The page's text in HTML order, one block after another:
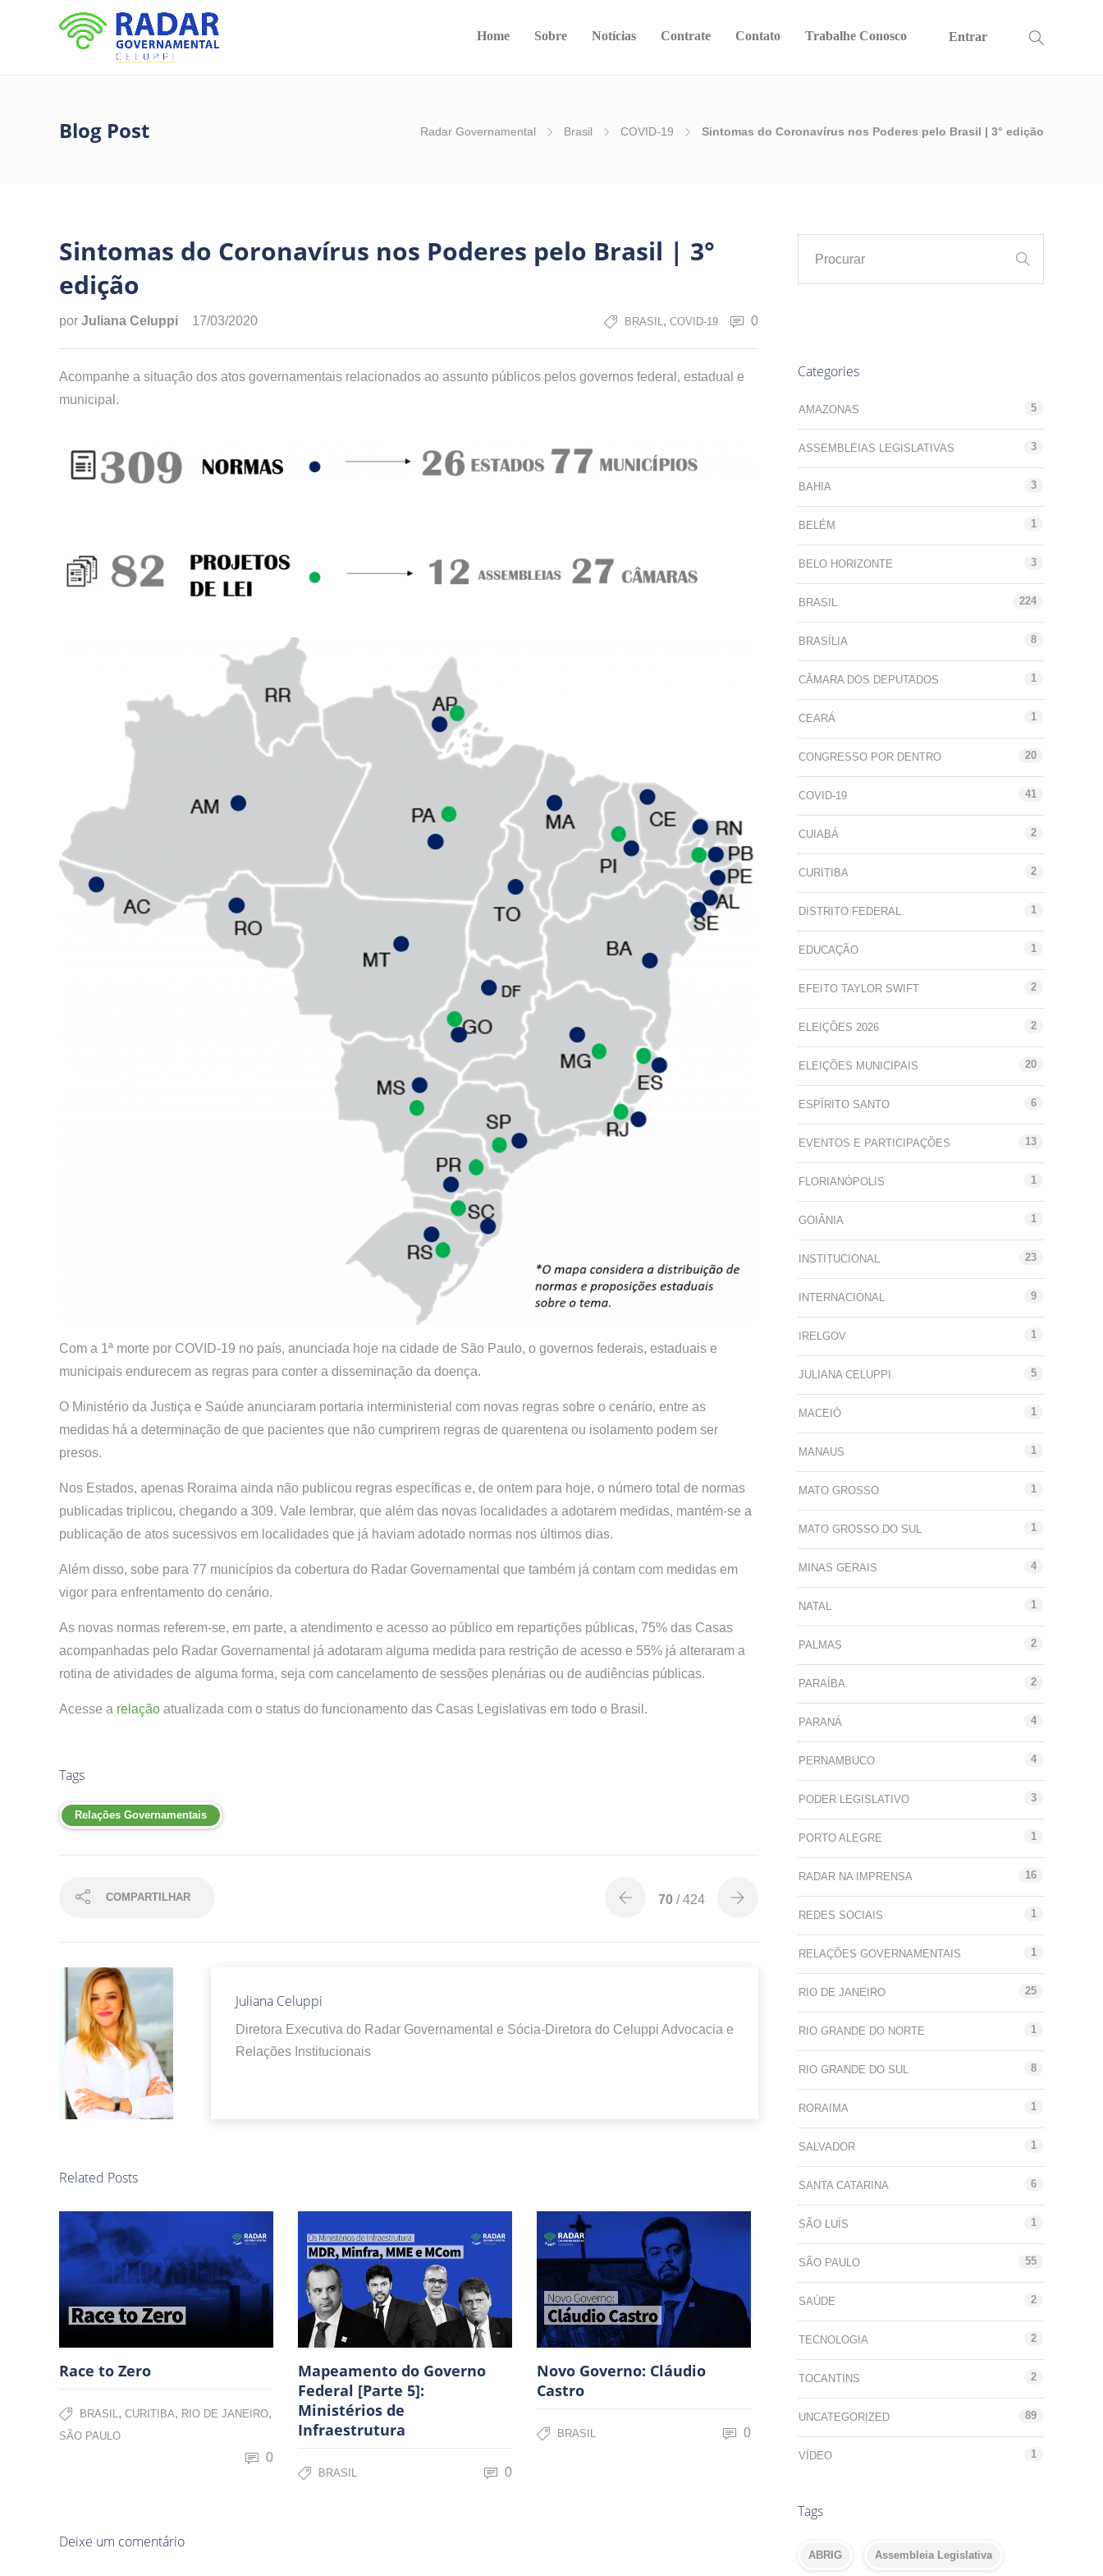
Home Sobre Notícias Contrate Contato Trabalhe Conosco Entrar
Blog Post Radar Governamental Brasil COVID-19 Sintomas do Coronavírus nos Poderes pelo Brasil | 3° edição
Sintomas do Coronavírus nos Poderes pelo Brasil | 3°
edição
por Juliana Celuppi 17/03/2020 BRASIL, COVID-19 0
Acompanhe a situação dos atos governamentais relacionados ao assunto públicos pelos governos federal, estadual e
municipal.
Com a 1ª morte por COVID-19 no país, anunciada hoje na cidade de São Paulo, o governos federais, estaduais e
municipais endurecem as regras para conter a disseminação da doença.
O Ministério da Justiça e Saúde anunciaram portaria interministerial com novas regras sobre o cenário, entre as
medidas há a determinação de que pacientes que não cumprirem regras de quarentena ou isolamento podem ser
presos.
Nos Estados, apenas Roraima ainda não publicou regras específicas e, de ontem para hoje, o número total de normas
publicadas triplicou, chegando a 309. Vale lembrar, que além das novas localidades a adotarem medidas, mantém-se a
publicação de atos sucessivos em localidades que já haviam adotado normas nos últimos dias.
Além disso, sobe para 77 municípios da cobertura do Radar Governamental que também já contam com medidas em
vigor para enfrentamento do cenário.
As novas normas referem-se, em parte, a atendimento e acesso ao público em repartições públicas, 75% das Casas
acompanhadas pelo Radar Governamental já adotaram alguma medida para restrição de acesso e 55% já alteraram a
rotina de atividades de alguma forma, seja com cancelamento de sessões plenárias ou de audiências públicas.
Acesse a relação atualizada com o status do funcionamento das Casas Legislativas em todo o Brasil.
Tags
Relações Governamentais
COMPARTILHAR 70 / 424
Juliana Celuppi
Diretora Executiva do Radar Governamental e Sócia-Diretora do Celuppi Advocacia e
Relações Institucionais
Related Posts
Race to Zero
BRASIL , CURITIBA, RIO DE JANEIRO,
SÃO PAULO
0
Mapeamento do Governo
Federal [Parte 5]:
Ministérios de
Infraestrutura
BRASIL 0
Novo Governo: Cláudio
Castro
BRASIL 0
Deixe um comentário
Categories
AMAZONAS 5
ASSEMBLEIAS LEGISLATIVAS 3
BAHIA 3
BELÉM 1
BELO HORIZONTE 3
BRASIL 224
BRASÍLIA 8
CÂMARA DOS DEPUTADOS 1
CEARÁ 1
CONGRESSO POR DENTRO 20
COVID-19 41
CUIABÁ 2
CURITIBA 2
DISTRITO FEDERAL 1
EDUCAÇÃO 1
EFEITO TAYLOR SWIFT 2
ELEIÇÕES 2026 2
ELEIÇÕES MUNICIPAIS 20
ESPÍRITO SANTO 6
EVENTOS E PARTICIPAÇÕES 13
FLORIANÓPOLIS 1
GOIÂNIA 1
INSTITUCIONAL 23
INTERNACIONAL 9
IRELGOV 1
JULIANA CELUPPI 5
MACEIÓ 1
MANAUS 1
MATO GROSSO 1
MATO GROSSO DO SUL 1
MINAS GERAIS 4
NATAL 1
PALMAS 2
PARAÍBA 2
PARANÁ 4
PERNAMBUCO 4
PODER LEGISLATIVO 3
PORTO ALEGRE 1
RADAR NA IMPRENSA 16
REDES SOCIAIS 1
RELAÇÕES GOVERNAMENTAIS 1
RIO DE JANEIRO 25
RIO GRANDE DO NORTE 1
RIO GRANDE DO SUL 8
RORAIMA 1
SALVADOR 1
SANTA CATARINA 6
SÃO LUÍS 1
SÃO PAULO 55
SAÚDE 2
TECNOLOGIA 2
TOCANTINS 2
UNCATEGORIZED 89
VÍDEO 1
Tags
ABRIG Assembleia Legislativa